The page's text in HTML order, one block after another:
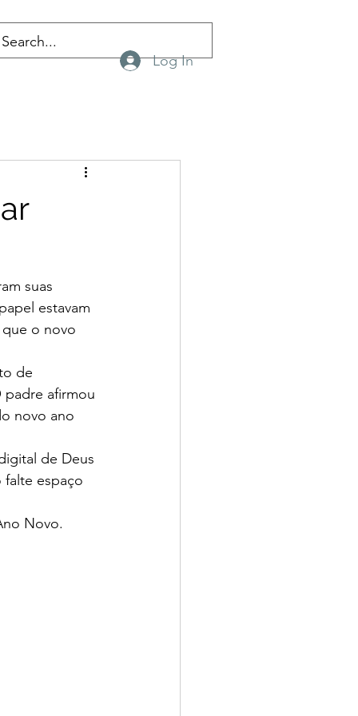
Log In
suas
estavam
que o novo
de
padre afirmou
novo ano
de Deus
falte espaço
Novo.